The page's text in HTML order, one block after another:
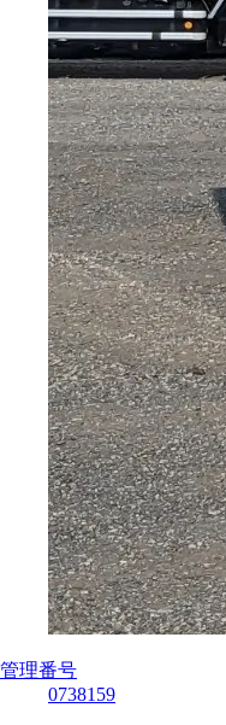
管理番号
0738159